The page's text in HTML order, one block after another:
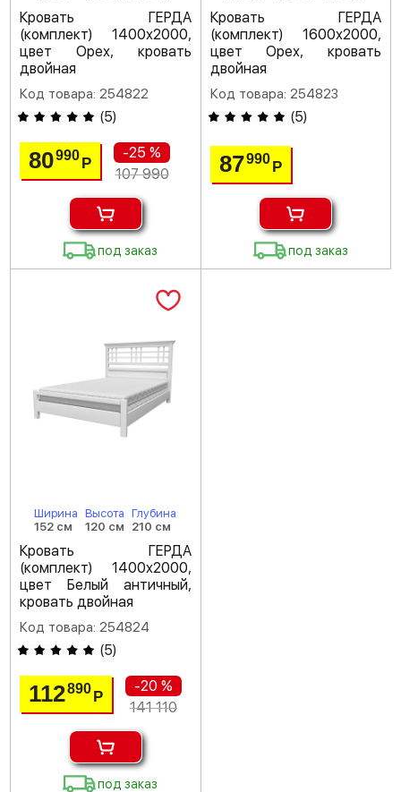
Кровать ГЕРДА
(комплект) 1400х2000,
цвет Орех, кровать
двойная
Код товара: 254822
(5)
80990Р
-25 %
107 990
под заказ
Кровать ГЕРДА
(комплект) 1600х2000,
цвет Орех, кровать
двойная
Код товара: 254823
(5)
87990 Р
под заказ
Ширина
152 см
Высота
120 см
Глубина
210 см
Кровать ГЕРДА
(комплект) 1400х2000,
цвет Белый античный,
кровать двойная
Код товара: 254824
(5)
112890Р
-20 %
141 110
под заказ